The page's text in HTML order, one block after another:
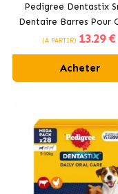
Pedigree Dentastix
Dentaire Barres Pour
Grands +25 kg
(À PARTIR) 13.29 €
Acheter